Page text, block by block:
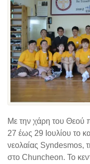
Με την χάρη του Θεού
27 έως 29 Ιουλίου το
νεολαίας Syndesmos,
στο Chuncheon. Το